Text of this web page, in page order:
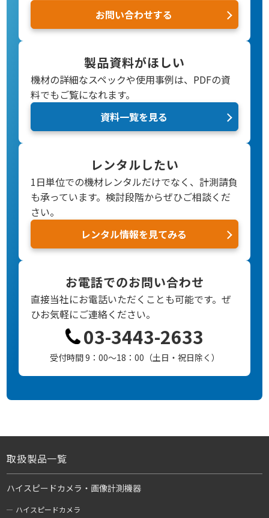
お問い合わせする
製品資料がほしい
機材の詳細なスペックや使用事例は、PDFの資
料でもご覧になれます。
資料一覧を見る
レンタルしたい
1日単位での機材レンタルだけでなく、計測請負
も承っています。検討段階からぜひご相談くだ
さい。
レンタル情報を見てみる
お電話でのお問い合わせ
直接当社にお電話いただくことも可能です。ぜ
ひお気軽にご連絡ください。
03-3443-2633
受付時間 9：00～18：00（土日・祝日除く）
取扱製品一覧
ハイスピードカメラ・画像計測機器
ハイスピードカメラ